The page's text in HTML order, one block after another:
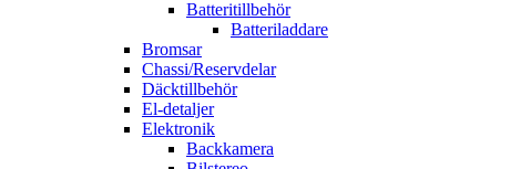
Batteritillbehör
Batteriladdare
Bromsar
Chassi/Reservdelar
Däcktillbehör
El-detaljer
Elektronik
Backkamera